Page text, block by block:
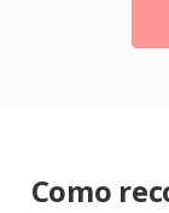
Como